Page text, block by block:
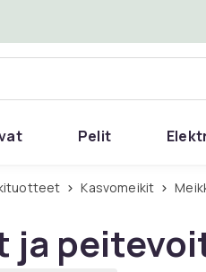
Pelit
Kasvomeikit
ja